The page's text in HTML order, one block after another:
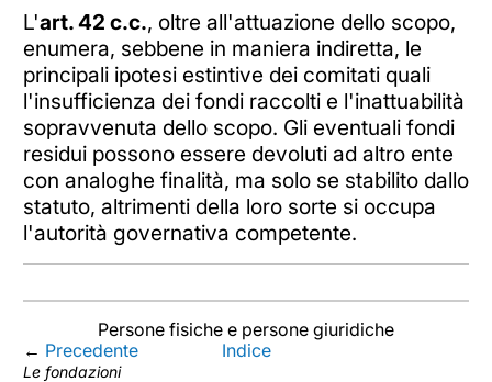
L'art. 42 c.c., oltre all'attuazione dello scopo,
enumera, sebbene in maniera indiretta, le
principali ipotesi estintive dei comitati quali
l'insufficienza dei fondi raccolti e l'inattuabilità
sopravvenuta dello scopo. Gli eventuali fondi
residui possono essere devoluti ad altro ente
con analoghe finalità, ma solo se stabilito dallo
statuto, altrimenti della loro sorte si occupa
l'autorità governativa competente.
Persone fisiche e persone giuridiche
← Precedente
Le fondazioni
Indice